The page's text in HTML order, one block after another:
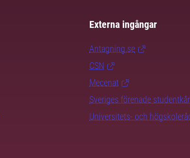
Externa ingångar
Antagning.se
CSN
Mecenat
Sveriges förenade
Universitets- och